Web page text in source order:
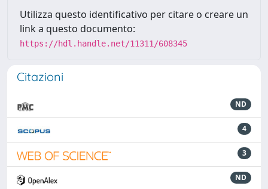
Utilizza questo identificativo per citare o creare un
link a questo documento:
https://hdl.handle.net/11311/608345
Citazioni
ND
4
3
ND